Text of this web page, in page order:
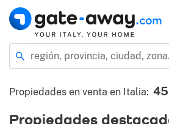
Ubicación
región, provincia, ciudad,
Propiedades en venta en Italia:
Propiedades